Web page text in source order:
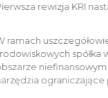
Pierwsza rewizja KRI
W ramach
środowiskowych
obszarze
narzędzia